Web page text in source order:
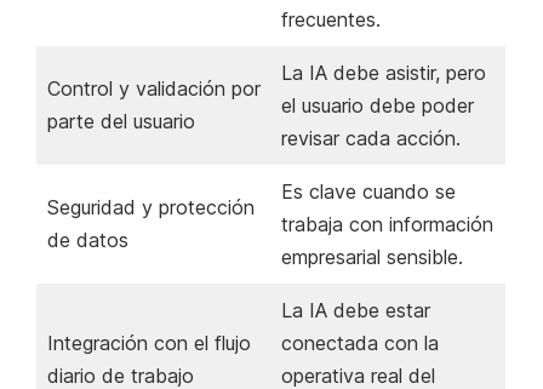
frecuentes.
Control y validación por
parte del usuario
La IA debe asistir, pero
el usuario debe poder
revisar cada acción.
Seguridad y protección
de datos
Es clave cuando se
trabaja con información
empresarial sensible.
Integración con el flujo
diario de trabajo
La IA debe estar
conectada con la
operativa real del